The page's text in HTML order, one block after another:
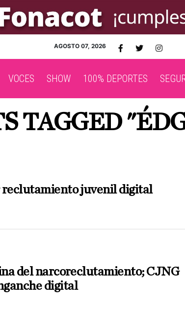
AGOSTO 07, 2026
VOCES SHOW 100% DEPORTES
TAGGED
juvenil digital
del narcoreclutamiento; CJNG
digital